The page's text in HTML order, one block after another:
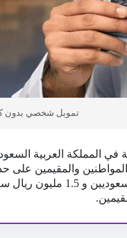
تمويل شخصي بدون
في المملكة العربية
المواطنين والمقيمين
الذي يصل إلى 2.5